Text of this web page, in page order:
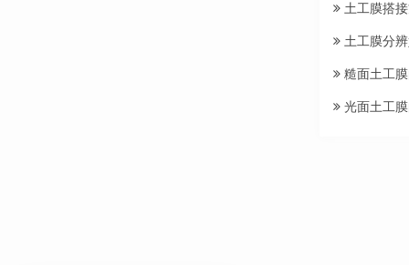
土工膜搭
土工膜分
糙面土工
光面土工